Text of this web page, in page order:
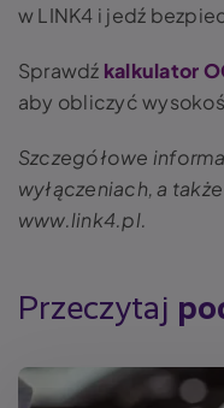
w LINK4 i jedź
Sprawdź kalkulator
aby obliczyć
Szczegółowe
wyłączeniach, a
www.link4.pl.
Przeczytaj